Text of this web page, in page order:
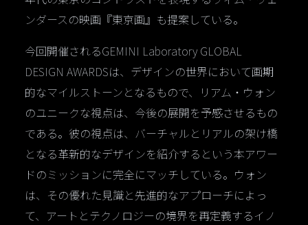
ンダースの映画『東京画』も提案している。
今回開催されるGEMINI Laboratory GLOBAL
DESIGN AWARDSは、デザインの世界において画期
的なマイルストーンとなるもので、リアム・ウォン
のユニークな視点は、今後の展開を予感させるもの
である。彼の視点は、バーチャルとリアルの架け橋
となる革新的なデザインを紹介するという本アワー
ドのミッションに完全にマッチしている。ウォン
は、その優れた見識と先進的なアプローチによっ
て、アートとテクノロジーの境界を再定義するイノ